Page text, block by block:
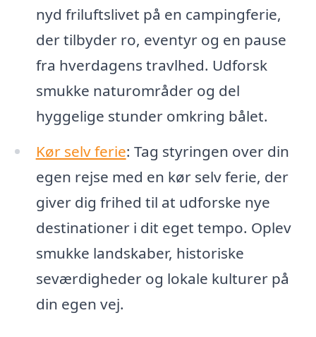
nyd friluftslivet på en campingferie,
der tilbyder ro, eventyr og en pause
fra hverdagens travlhed. Udforsk
smukke naturområder og del
hyggelige stunder omkring bålet.
Kør selv ferie: Tag styringen over din
egen rejse med en kør selv ferie, der
giver dig frihed til at udforske nye
destinationer i dit eget tempo. Oplev
smukke landskaber, historiske
seværdigheder og lokale kulturer på
din egen vej.